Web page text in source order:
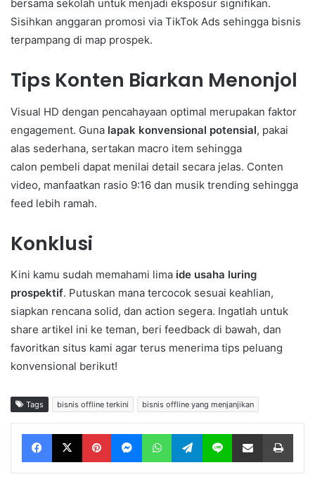
bersama sekolah untuk menjadi eksposur signifikan.
Sisihkan anggaran promosi via TikTok Ads sehingga bisnis
terpampang di map prospek.
Tips Konten Biarkan Menonjol
Visual HD dengan pencahayaan optimal merupakan faktor
engagement. Guna lapak konvensional potensial, pakai
alas sederhana, sertakan macro item sehingga
calon pembeli dapat menilai detail secara jelas. Conten
video, manfaatkan rasio 9:16 dan musik trending sehingga
feed lebih ramah.
Konklusi
Kini kamu sudah memahami lima ide usaha luring
prospektif. Putuskan mana tercocok sesuai keahlian,
siapkan rencana solid, dan action segera. Ingatlah untuk
share artikel ini ke teman, beri feedback di bawah, dan
favoritkan situs kami agar terus menerima tips peluang
konvensional berikut!
Tags bisnis offline terkini bisnis offline yang menjanjikan
Facebook X Pinterest Messenger WhatsApp Telegram Line Share via Email